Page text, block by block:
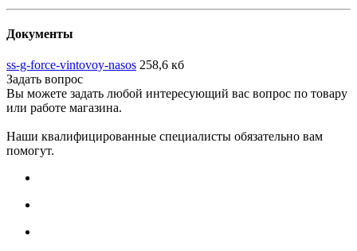
Документы
ss-g-force-vintovoy-nasos 258,6 кб
Задать вопрос
Вы можете задать любой интересующий вас вопрос по товару
или работе магазина.
Наши квалифицированные специалисты обязательно вам
помогут.